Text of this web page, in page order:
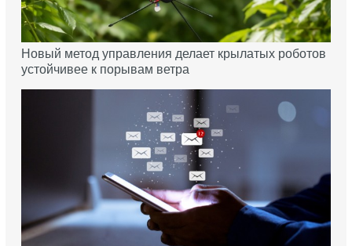
Новый метод управления делает крылатых роботов
устойчивее к порывам ветра